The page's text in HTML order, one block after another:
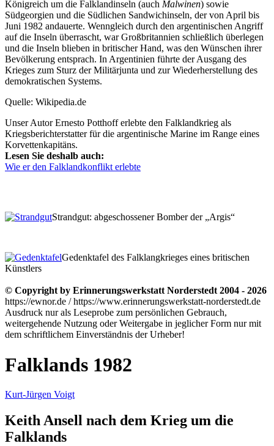
Königreich um die Falklandinseln (auch Malwinen) sowie
Südgeorgien und die Südlichen Sandwichinseln, der von April bis
Juni 1982 andauerte. Wenngleich durch den argentinischen Angriff
auf die Inseln überrascht, war Großbritannien schließlich überlegen
und die Inseln blieben in britischer Hand, was den Wünschen ihrer
Bevölkerung entsprach. In Argentinien führte der Ausgang des
Krieges zum Sturz der Militärjunta und zur Wiederherstellung des
demokratischen Systems.
Quelle: Wikipedia.de
Unser Autor Ernesto Potthoff erlebte den Falklandkrieg als
Kriegsberichterstatter für die argentinische Marine im Range eines
Korvettenkapitäns.
Lesen Sie deshalb auch:
Wie er den Falklandkonflikt erlebte
Strandgut: abgeschossener Bomber der Argis
Gedenktafel des Falklangkrieges eines britischen
Künstlers
© Copyright by Erinnerungswerkstatt Norderstedt 2004 - 2026
https://ewnor.de / https://www.erinnerungswerkstatt-norderstedt.de
Ausdruck nur als Leseprobe zum persönlichen Gebrauch,
weitergehende Nutzung oder Weitergabe in jeglicher Form nur mit
dem schriftlichem Einverständnis der Urheber!
Falklands 1982
Kurt-Jürgen Voigt
Keith Ansell nach dem Krieg um die
Falklands